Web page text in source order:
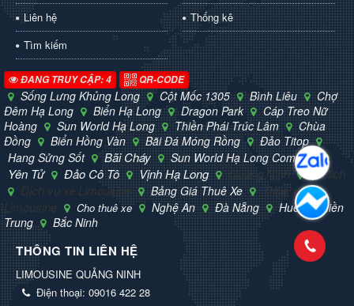
Liên hệ
Thống kê
Tìm kiếm
ĐANG TRUY CẬP: 4 QR-CODE
Sống Lưng Khủng Long Cột Mốc 1305 Bình Liêu
Chợ
Đêm Hạ Long
Biển Hạ Long Dragon Park
Cáp Treo Nữ
Hoàng
Sun World Hạ Long Thiền Phái Trúc Lâm
Chùa
Đồng
Biển Hồng Vàn Bãi Đá Móng Rồng
Đảo Titop
Hang Sửng Sốt
Bãi Cháy Sun World Hạ Long Complex
Yên Tử Đảo Cô Tô Vịnh Hạ Long Quảng Ninh
Du lịch
Dịch vụ xe Limousine
Bảng Giá Thuê Xe
Thuê xe
Limousine
Cho thuê xe Nghệ An Đà Nẵng Huế
Miền
Trung
Bắc Ninh
THÔNG TIN LIÊN HỆ
LIMOUSINE QUẢNG NINH
Điện thoại: 09016 422 28